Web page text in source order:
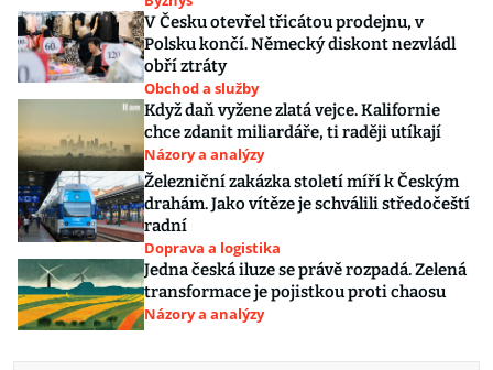
V Česku otevřel třicátou prodejnu, v
Polsku končí. Německý diskont nezvládl
obří ztráty
Obchod a služby
Když daň vyžene zlatá vejce. Kalifornie
chce zdanit miliardáře, ti raději utíkají
Názory a analýzy
Železniční zakázka století míří k Českým
drahám. Jako vítěze je schválili středočeští
radní
Doprava a logistika
Jedna česká iluze se právě rozpadá. Zelená
transformace je pojistkou proti chaosu
Názory a analýzy